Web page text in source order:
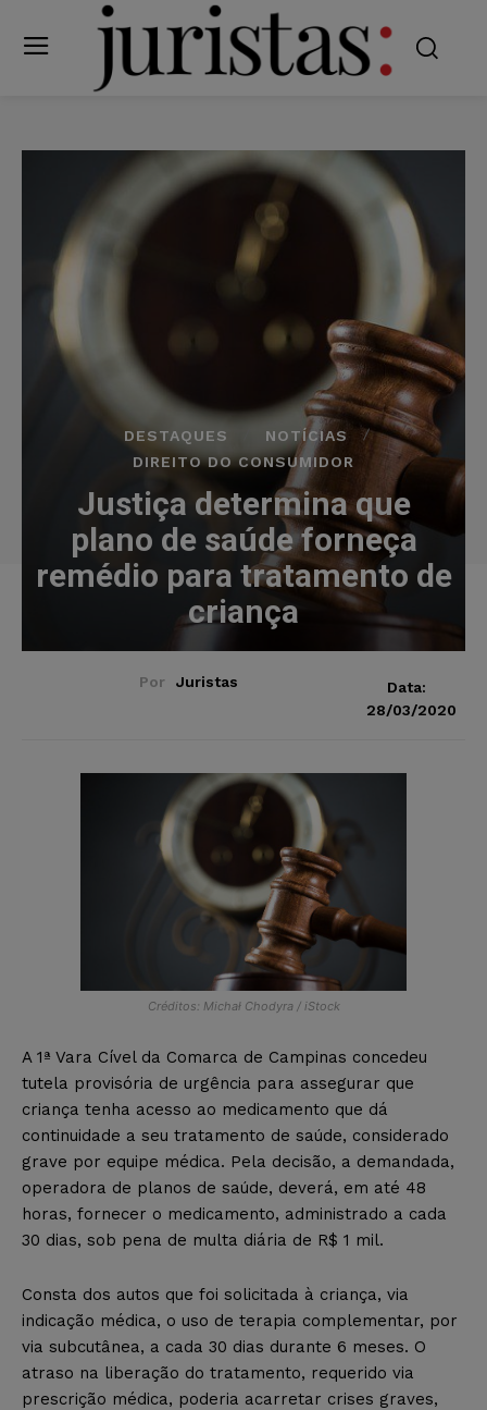
DESTAQUES
NOTÍCIAS
DIREITO DO CONSUMIDOR
Justiça determina que
plano de saúde forneça
remédio para tratamento de
criança
Por Juristas
Data:
28/03/2020
Créditos: Michał Chodyra / iStock
A 1ª Vara Cível da Comarca de Campinas concedeu
tutela provisória de urgência para assegurar que
criança tenha acesso ao medicamento que dá
continuidade a seu tratamento de saúde, considerado
grave por equipe médica. Pela decisão, a demandada,
operadora de planos de saúde, deverá, em até 48
horas, fornecer o medicamento, administrado a cada
30 dias, sob pena de multa diária de R$ 1 mil.
Consta dos autos que foi solicitada à criança, via
indicação médica, o uso de terapia complementar, por
via subcutânea, a cada 30 dias durante 6 meses. O
atraso na liberação do tratamento, requerido via
prescrição médica, poderia acarretar crises graves,